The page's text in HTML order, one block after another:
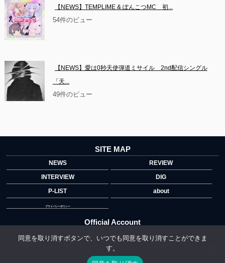
【NEWS】TEMPLIME & ぽんこつMC　初...
54件のビュー
【NEWS】愛は0秒天使弾道ミサイル　2nd配信シングル
「天...
49件のビュー
SITE MAP
NEWS
REVIEW
INTERVIEW
DIG
P-LIST
about
プライバシーポリシー
Official Account
同意を取り消すボタンで、いつでも同意を取り消すことができま
す。